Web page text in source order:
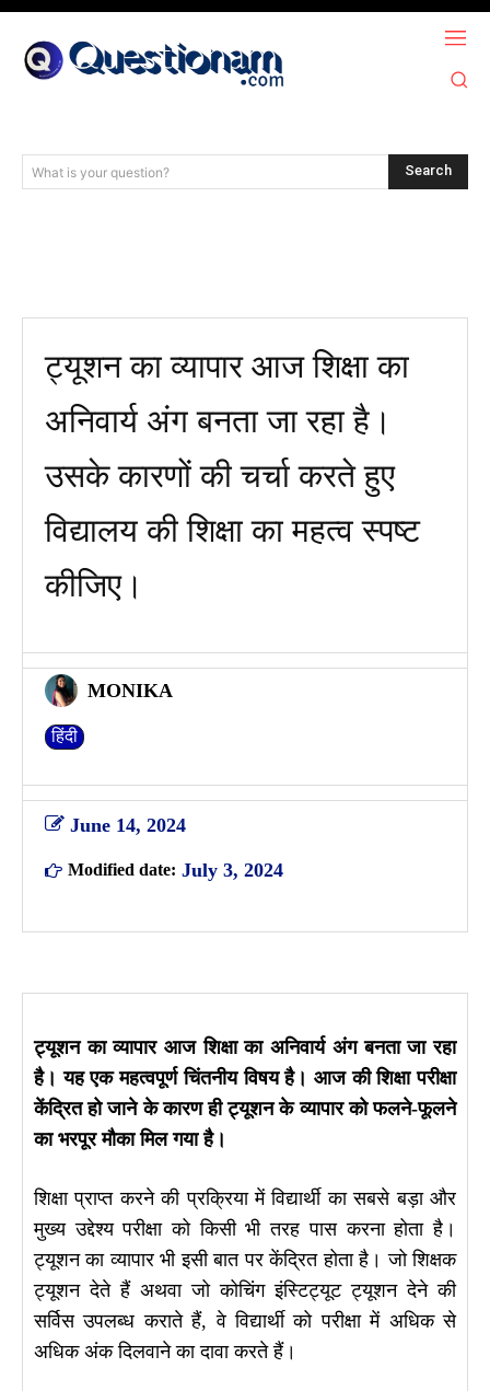
What is your question? Search
ट्यूशन का व्यापार आज शिक्षा का
अनिवार्य अंग बनता जा रहा है।
उसके कारणों की चर्चा करते हुए
विद्यालय की शिक्षा का महत्व स्पष्ट
कीजिए।
MONIKA
हिंदी
June 14, 2024
Modified date: July 3, 2024
ट्यूशन का व्यापार आज शिक्षा का अनिवार्य अंग बनता जा रहा
है। यह एक महत्वपूर्ण चिंतनीय विषय है। आज की शिक्षा परीक्षा
केंद्रित हो जाने के कारण ही ट्यूशन के व्यापार को फलने-फूलने
का भरपूर मौका मिल गया है।
शिक्षा प्राप्त करने की प्रक्रिया में विद्यार्थी का सबसे बड़ा और
मुख्य उद्देश्य परीक्षा को किसी भी तरह पास करना होता है।
ट्यूशन का व्यापार भी इसी बात पर केंद्रित होता है। जो शिक्षक
ट्यूशन देते हैं अथवा जो कोचिंग इंस्टिट्यूट ट्यूशन देने की
सर्विस उपलब्ध कराते हैं, वे विद्यार्थी को परीक्षा में अधिक से
अधिक अंक दिलवाने का दावा करते हैं।